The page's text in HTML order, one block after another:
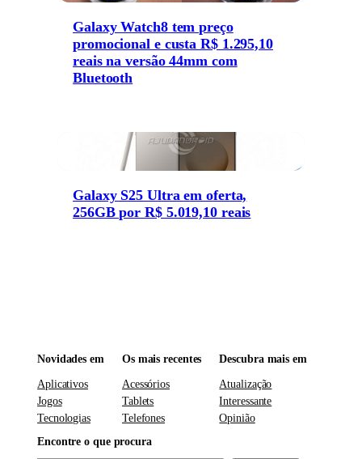
Galaxy Watch8 tem preço
promocional e custa R$ 1.295,10
reais na versão 44mm com
Bluetooth
Galaxy S25 Ultra em oferta,
256GB por R$ 5.019,10 reais
Novidades em
Aplicativos
Jogos
Tecnologias
Os mais recentes
Acessórios
Tablets
Telefones
Descubra mais em
Atualização
Interessante
Opinião
Encontre o que procura